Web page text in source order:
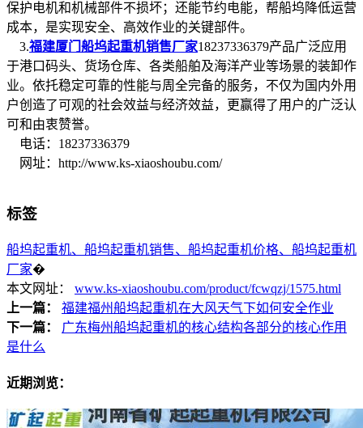
保护电机和机械部件不损坏；还能节约电能，帮船坞降低运营
成本，是实现安全、高效作业的关键部件。
3.福建厦门船坞起重机销售厂家18237336379产品广泛应用
于港口码头、货场仓库、各类船舶及海洋产业等场景的装卸作
业。依托稳定可靠的性能与周全完备的服务，不仅为国内外用
户创造了可观的社会效益与经济效益，更赢得了用户的广泛认
可和由衷赞誉。
电话：18237336379
网址：http://www.ks-xiaoshoubu.com/
标签
船坞起重机、船坞起重机销售、船坞起重机价格、船坞起重机
厂家�
本文网址： www.ks-xiaoshoubu.com/product/fcwqzj/1575.html
上一篇：
福建福州船坞起重机在大风天气下如何安全作业
下一篇：
广东梅州船坞起重机的核心结构各部分的核心作用
是什么
近期浏览：